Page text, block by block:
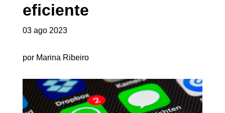
eficiente
03 ago 2023
por Marina Ribeiro